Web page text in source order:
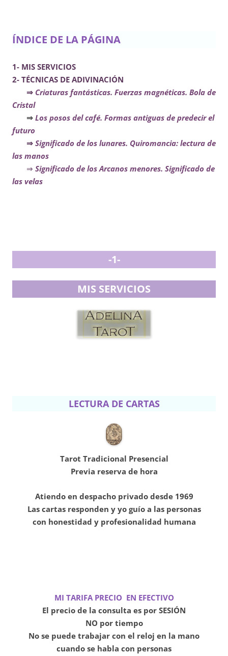
ÍNDICE DE LA PÁGINA
1- MIS SERVICIOS
2- TÉCNICAS DE ADIVINACIÓN
⇒ Criaturas fantásticas. Fuerzas magnéticas. Bola de
Cristal
⇒ Los posos del café. Formas antiguas de predecir el
futuro
⇒ Significado de los lunares. Quiromancia: lectura de
las manos
⇒ Significado de los Arcanos menores. Significado de
las velas
-1-
MIS SERVICIOS
LECTURA DE CARTAS
Tarot Tradicional Presencial
Previa reserva de hora
Atiendo en despacho privado desde 1969
Las cartas responden y yo guío a las personas
con honestidad y profesionalidad humana
MI TARIFA PRECIO EN EFECTIVO
El precio de la consulta es por SESIÓN
NO por tiempo
No se puede trabajar con el reloj en la mano
cuando se habla con personas